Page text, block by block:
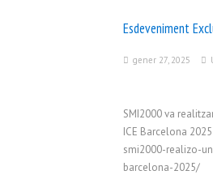
Esdeveniment
gener 27, 2025
SMI2000 va
ICE Barcelona
smi2000-realizo-
barcelona-2025/